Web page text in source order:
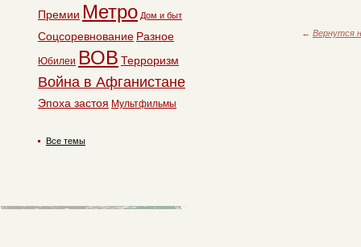
← Вернутся
Премии Метро Дом и быт
Соцсоревнование Разное
Юбилеи ВОВ Терроризм
Война в Афганистане
Эпоха застоя Мультфильмы
Все темы